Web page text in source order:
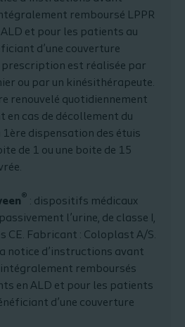
remboursé LPPR
et pour les patients au
d’une couverture
est réalisée par
ou par un kinésithérapeute.
renouvelé quotidiennement
en cas de décollement du
dispensation des étuis
de 1 ou une boite de 15
® : dispositifs médicaux
l’urine, de classe I,
CE. Fabricant : Coloplast A/S.
notice d’instructions avant
remboursés
en ALD et pour les patients
d’une couverture